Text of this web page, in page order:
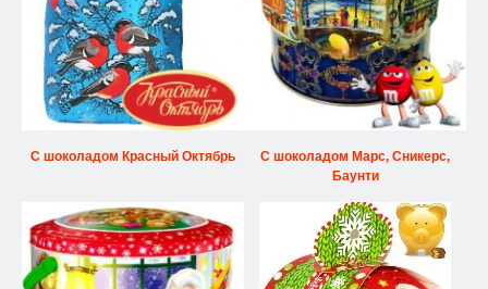
С шоколадом Красный Октябрь
С шоколадом Марс, Сникерс,
Баунти